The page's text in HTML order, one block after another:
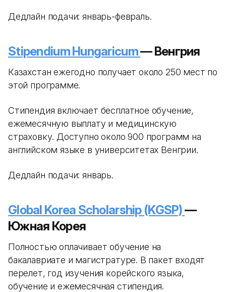
Дедлайн подачи: январь-февраль.
Stipendium Hungaricum— Венгрия
Казахстан ежегодно получает около 250 мест по
этой программе.
Стипендия включает бесплатное обучение,
ежемесячную выплату и медицинскую
страховку. Доступно около 900 программ на
английском языке в университетах Венгрии.
Дедлайн подачи: январь.
Global Korea Scholarship (KGSP)—
Южная Корея
Полностью оплачивает обучение на
бакалавриате и магистратуре. В пакет входят
перелет, год изучения корейского языка,
обучение и ежемесячная стипендия.